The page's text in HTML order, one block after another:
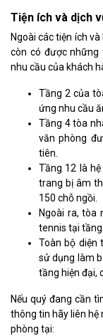
Tiện ích và dịch
Ngoài các tiện ích
còn có được
nhu cầu của khách
Tầng 2 của
ứng nhu cầu
Tầng 4 tòa
văn phòng
tiên.
Tầng 12 là
trang bị âm
150 chỗ ngồi.
Ngoài ra, tòa
tennis tại tầng
Toàn bộ diện
sử dụng làm
tầng hiện đại,
Nếu quý đang cần
thông tin hãy liên hệ
phòng tại: